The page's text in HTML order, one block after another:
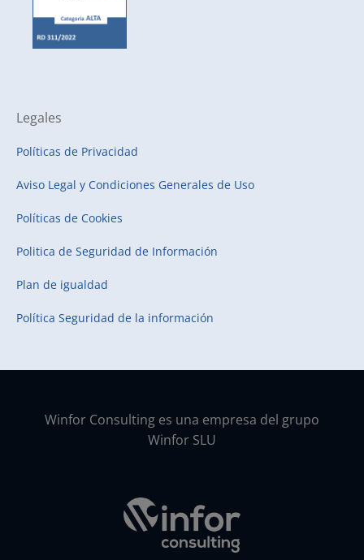
Legales
Políticas de Privacidad
Aviso Legal y Condiciones Generales de Uso
Políticas de Cookies
Politica de Seguridad de Información
Plan de igualdad
Política Seguridad de la información
Winfor Consulting es una empresa del grupo
Winfor SLU